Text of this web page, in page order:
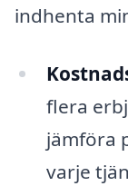
indhenta
flera
jämföra
varje